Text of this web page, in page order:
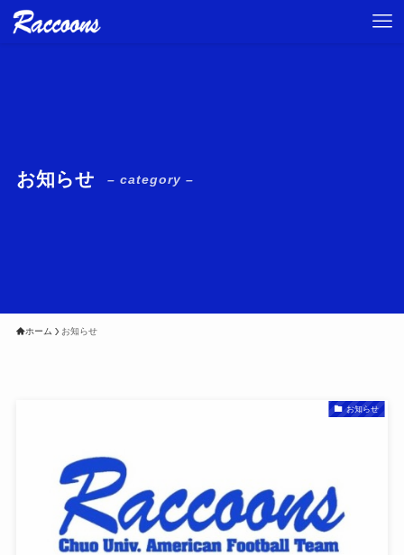
お知らせ – category –
ホーム お知らせ
お知らせ